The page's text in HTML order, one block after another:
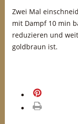
Zwei Mal
mit Dampf 10 min
reduzieren und
goldbraun ist.